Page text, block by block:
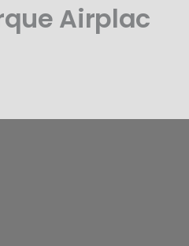
Airplac